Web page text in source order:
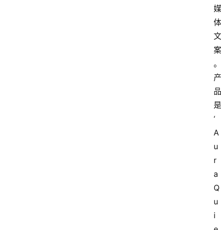
媒
体
文
案
。
产
品
是
‘
A
u
r
a
Q
u
i